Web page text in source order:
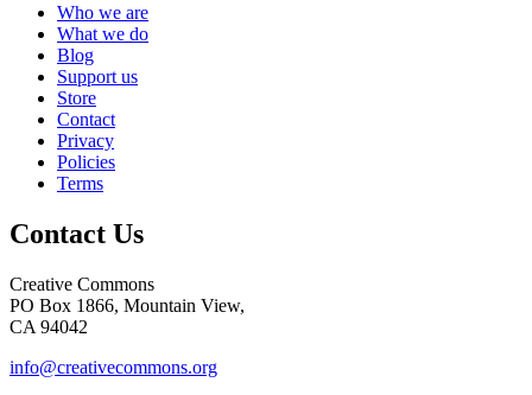
Who we are
What we do
Blog
Support us
Store
Contact
Privacy
Policies
Terms
Contact Us
Creative Commons
PO Box 1866, Mountain View,
CA 94042
info@creativecommons.org